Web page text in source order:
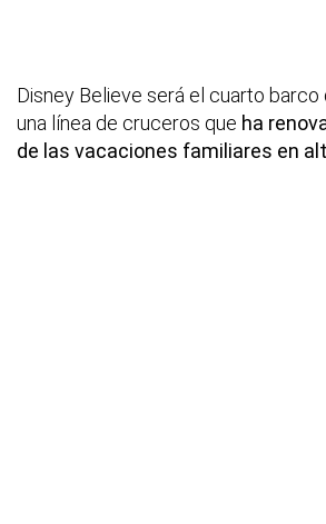
Disney Believe será el cuarto barco
una línea de cruceros que ha
de las vacaciones familiares en